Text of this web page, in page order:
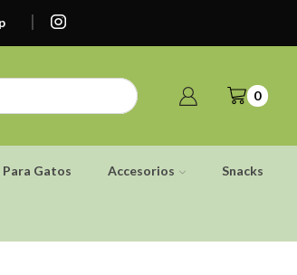
0
Gatos Accesorios Snacks